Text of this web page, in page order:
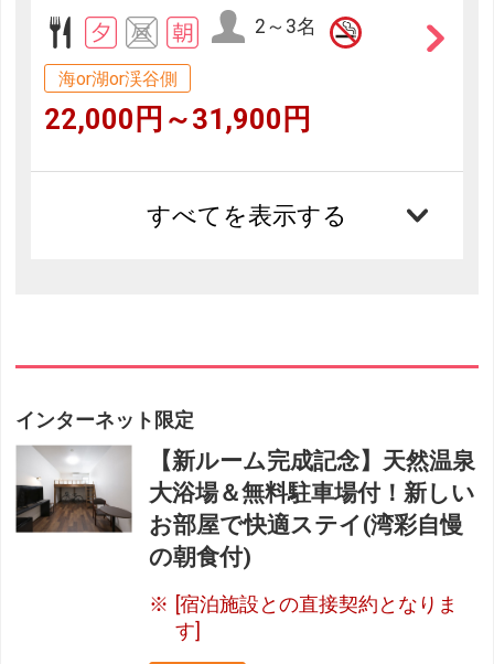
2～3名
海or湖or渓谷側
22,000円～31,900円
すべてを表示する
インターネット限定
【新ルーム完成記念】天然温泉
大浴場＆無料駐車場付！新しい
お部屋で快適ステイ(湾彩自慢
の朝食付)
[宿泊施設との直接契約となりま
す]